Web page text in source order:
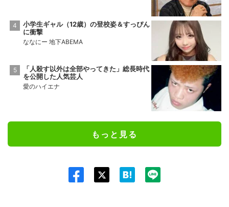
小学生ギャル（12歳）の登校姿＆すっぴん
に衝撃
ななにー 地下ABEMA
「人殺す以外は全部やってきた」総長時代
を公開した人気芸人
愛のハイエナ
もっと見る